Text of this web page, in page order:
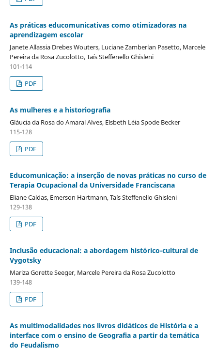
As práticas educomunicativas como otimizadoras na
aprendizagem escolar
Janete Allassia Drebes Wouters, Luciane Zamberlan Pasetto, Marcele
Pereira da Rosa Zucolotto, Taís Steffenello Ghisleni
101-114
PDF
As mulheres e a historiografia
Gláucia da Rosa do Amaral Alves, Elsbeth Léia Spode Becker
115-128
PDF
Educomunicação: a inserção de novas práticas no curso de
Terapia Ocupacional da Universidade Franciscana
Eliane Caldas, Emerson Hartmann, Taís Steffenello Ghisleni
129-138
PDF
Inclusão educacional: a abordagem histórico-cultural de
Vygotsky
Mariza Gorette Seeger, Marcele Pereira da Rosa Zucolotto
139-148
PDF
As multimodalidades nos livros didáticos de História e a
interface com o ensino de Geografia a partir da temática
do Feudalismo